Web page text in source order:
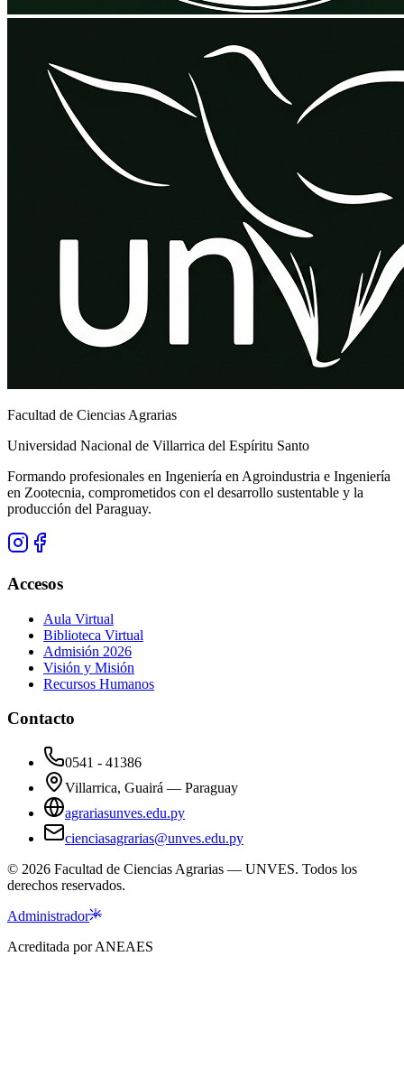
Facultad de Ciencias Agrarias
Universidad Nacional de Villarrica del Espíritu Santo
Formando profesionales en Ingeniería en Agroindustria e Ingeniería
en Zootecnia, comprometidos con el desarrollo sustentable y la
producción del Paraguay.
Accesos
Aula Virtual
Biblioteca Virtual
Admisión 2026
Visión y Misión
Recursos Humanos
Contacto
0541 - 41386
Villarrica, Guairá — Paraguay
agrariasunves.edu.py
cienciasagrarias@unves.edu.py
© 2026 Facultad de Ciencias Agrarias — UNVES. Todos los
derechos reservados.
Administrador
Acreditada por ANEAES